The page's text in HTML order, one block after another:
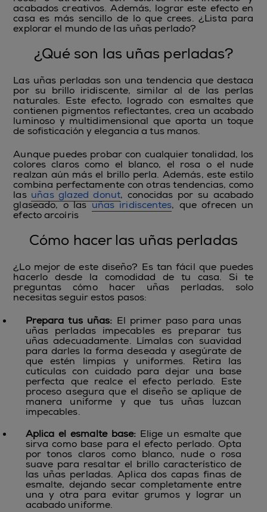
acabados creativos. Además, lograr este efecto en
casa es más sencillo de lo que crees. ¿Lista para
explorar el mundo de las uñas perlado?
¿Qué son las uñas perladas?
Las uñas perladas son una tendencia que destaca
por su brillo iridiscente, similar al de las perlas
naturales. Este efecto, logrado con esmaltes que
contienen pigmentos reflectantes, crea un acabado
luminoso y multidimensional que aporta un toque
de sofisticación y elegancia a tus manos.
Aunque puedes probar con cualquier tonalidad, los
colores claros como el blanco, el rosa o el nude
realzan aún más el brillo perla. Además, este estilo
combina perfectamente con otras tendencias, como
las uñas glazed donut, conocidas por su acabado
glaseado, o lasuñas iridiscentes, que ofrecen un
efecto arcoíris
Cómo hacer las uñas perladas
¿Lo mejor de este diseño? Es tan fácil que puedes
hacerlo desde la comodidad de tu casa. Si te
preguntas cómo hacer uñas perladas, solo
necesitas seguir estos pasos:
Prepara tus uñas: El primer paso para unas
uñas perladas impecables es preparar tus
uñas adecuadamente. Límalas con suavidad
para darles la forma deseada y asegúrate de
que estén limpias y uniformes. Retira las
cutículas con cuidado para dejar una base
perfecta que realce el efecto perlado. Este
proceso asegura que el diseño se aplique de
manera uniforme y que tus uñas luzcan
impecables.
Aplica el esmalte base: Elige un esmalte que
sirva como base para el efecto perlado. Opta
por tonos claros como blanco, nude o rosa
suave para resaltar el brillo característico de
las uñas perladas. Aplica dos capas finas de
esmalte, dejando secar completamente entre
una y otra para evitar grumos y lograr un
acabado uniforme.